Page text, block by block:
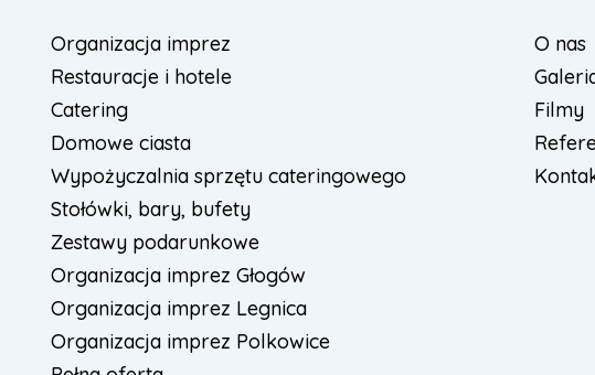
Organizacja imprez
Restauracje i hotele
Catering
Domowe ciasta
Wypożyczalnia sprzętu cateringowego
Stołówki, bary, bufety
Zestawy podarunkowe
Organizacja imprez Głogów
Organizacja imprez Legnica
Organizacja imprez Polkowice
O nas
Filmy